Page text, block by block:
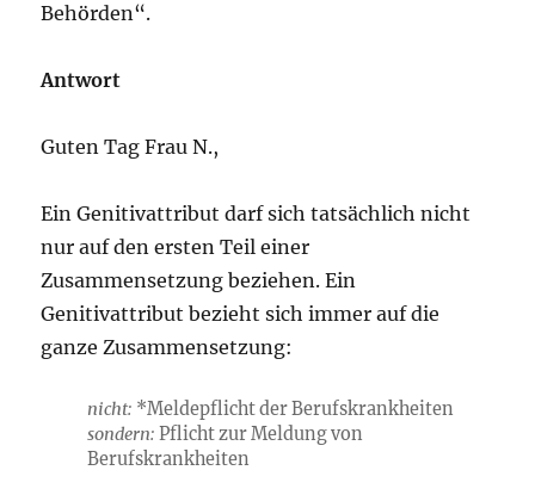
Behörden“.
Antwort
Guten Tag Frau N.,
Ein Genitivattribut darf sich tatsächlich nicht
nur auf den ersten Teil einer
Zusammensetzung beziehen. Ein
Genitivattribut bezieht sich immer auf die
ganze Zusammensetzung:
nicht: *Meldepflicht der Berufskrankheiten
sondern: Pflicht zur Meldung von
Berufskrankheiten